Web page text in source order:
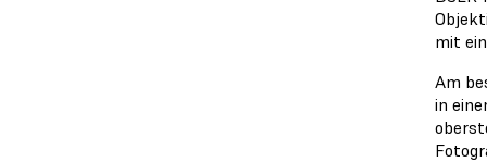
mit
Am
in